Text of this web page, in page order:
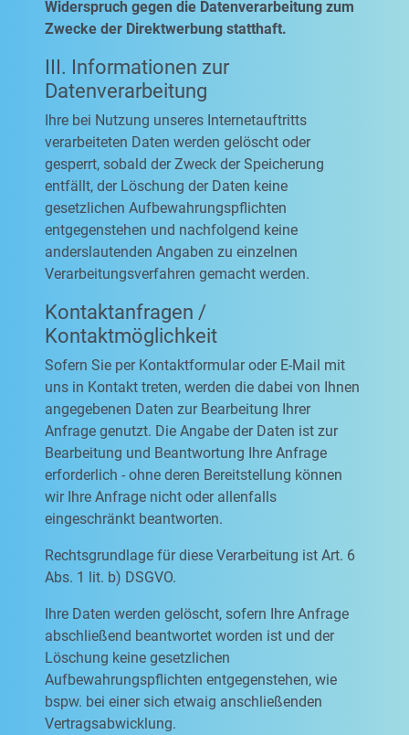
Widerspruch gegen die Datenverarbeitung zum
Zwecke der Direktwerbung statthaft.
III. Informationen zur
Datenverarbeitung
Ihre bei Nutzung unseres Internetauftritts
verarbeiteten Daten werden gelöscht oder
gesperrt, sobald der Zweck der Speicherung
entfällt, der Löschung der Daten keine
gesetzlichen Aufbewahrungspflichten
entgegenstehen und nachfolgend keine
anderslautenden Angaben zu einzelnen
Verarbeitungsverfahren gemacht werden.
Kontaktanfragen /
Kontaktmöglichkeit
Sofern Sie per Kontaktformular oder E-Mail mit
uns in Kontakt treten, werden die dabei von Ihnen
angegebenen Daten zur Bearbeitung Ihrer
Anfrage genutzt. Die Angabe der Daten ist zur
Bearbeitung und Beantwortung Ihre Anfrage
erforderlich - ohne deren Bereitstellung können
wir Ihre Anfrage nicht oder allenfalls
eingeschränkt beantworten.
Rechtsgrundlage für diese Verarbeitung ist Art. 6
Abs. 1 lit. b) DSGVO.
Ihre Daten werden gelöscht, sofern Ihre Anfrage
abschließend beantwortet worden ist und der
Löschung keine gesetzlichen
Aufbewahrungspflichten entgegenstehen, wie
bspw. bei einer sich etwaig anschließenden
Vertragsabwicklung.